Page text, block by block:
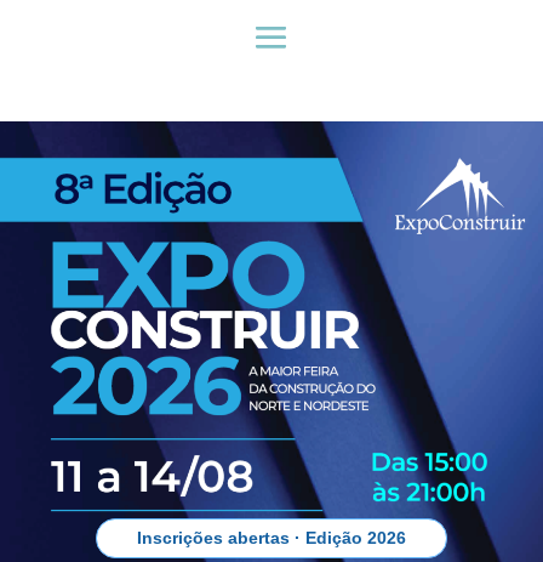
Inscrições abertas · Edição 2026